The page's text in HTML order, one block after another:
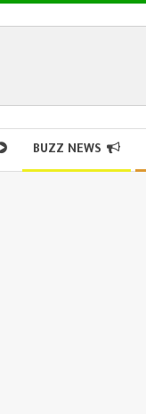
BUZZ NEWS